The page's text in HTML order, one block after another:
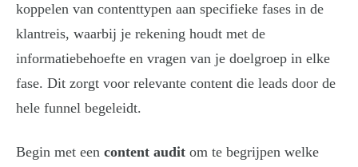
koppelen van contenttypen aan specifieke fases in de
klantreis, waarbij je rekening houdt met de
informatiebehoefte en vragen van je doelgroep in elke
fase. Dit zorgt voor relevante content die leads door de
hele funnel begeleidt.
Begin met een content audit om te begrijpen welke